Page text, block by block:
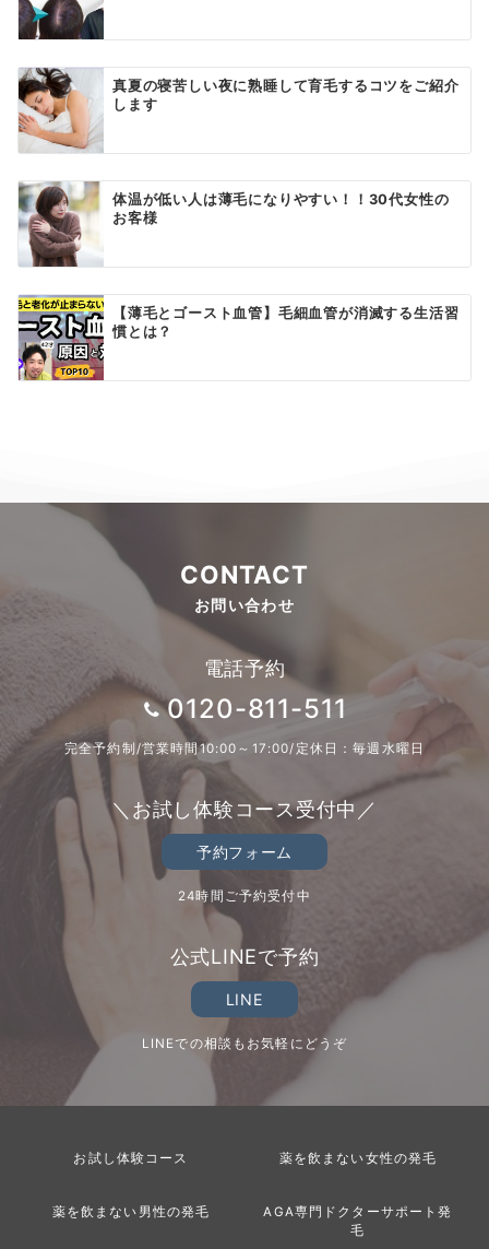
真夏の寝苦しい夜に熟睡して育毛するコツをご紹介
します
体温が低い人は薄毛になりやすい！！30代女性の
お客様
【薄毛とゴースト血管】毛細血管が消滅する生活習
慣とは？
CONTACT
お問い合わせ
電話予約
0120-811-511
完全予約制/営業時間10:00～17:00/定休日：毎週水曜日
＼お試し体験コース受付中／
予約フォーム
24時間ご予約受付中
公式LINEで予約
LINE
LINEでの相談もお気軽にどうぞ
お試し体験コース 薬を飲まない女性の発毛
薬を飲まない男性の発毛
AGA専門ドクターサポート発
毛